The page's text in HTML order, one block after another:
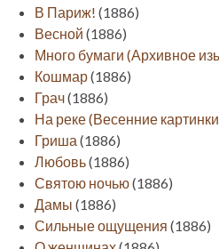
В Париж! (1886)
Весной (1886)
Много бумаги (Архивное
Кошмар(1886)
Грач(1886)
На реке (Весенние
Гриша (1886)
Любовь(1886)
Святою ночью(1886)
Дамы (1886)
Сильные ощущения (1886)